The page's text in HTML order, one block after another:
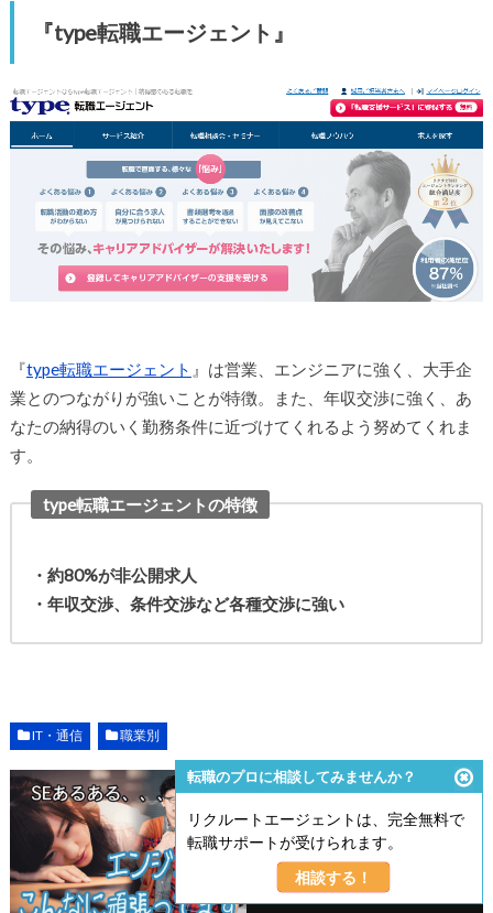
『type転職エージェント』
『type転職エージェント 』は営業、エンジニアに強く、大手企
業とのつながりが強いことが特徴。また、年収交渉に強く、あ
なたの納得のいく勤務条件に近づけてくれるよう努めてくれま
す。
type転職エージェントの特徴
・約80%が非公開求人
・年収交渉、条件交渉など各種交渉に強い
IT・通信 職業別
この記事が気に入ったら
いいねしよう！
転職のプロに相談してみませんか？
リクルートエージェントは、完全無料で
転職サポートが受けられます。
相談する！